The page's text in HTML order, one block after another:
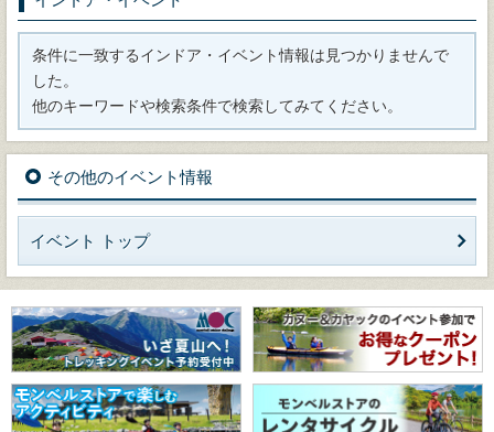
条件に一致するインドア・イベント情報は見つかりませんで
した。
他のキーワードや検索条件で検索してみてください。
その他のイベント情報
イベント トップ